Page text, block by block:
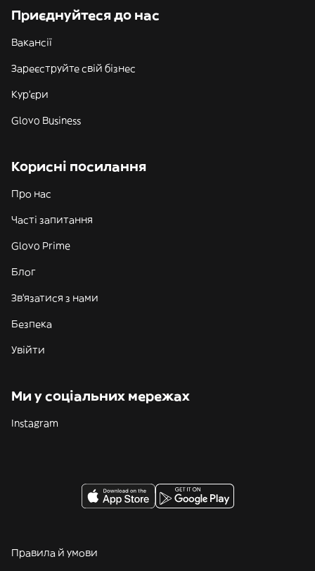
Приєднуйтеся до нас
Вакансії
Зареєструйте свій бізнес
Кур'єри
Glovo Business
Корисні посилання
Про нас
Часті запитання
Glovo Prime
Блог
Зв'язатися з нами
Безпека
Увійти
Ми у соціальних мережах
Instagram
Правила й умови